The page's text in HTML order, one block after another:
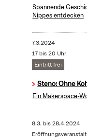
Spannende
Nippes entdecken
7.3.2024
17 bis 20 Uhr
Eintritt frei
Steno: Ohne
Ein Makerspace-
8.3. bis28.4.2024